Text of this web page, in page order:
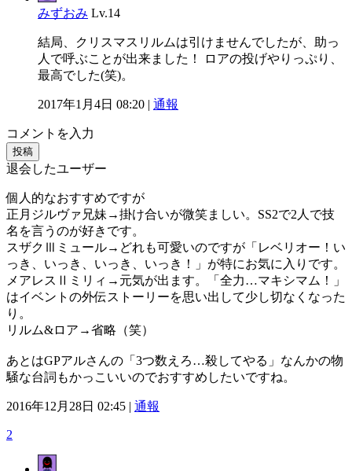
みずおみ Lv.14
結局、クリスマスリルムは引けませんでしたが、助っ
人で呼ぶことが出来ました！ ロアの投げやりっぷり、
最高でした(笑)。
2017年1月4日 08:20 | 通報
コメントを入力
投稿
退会したユーザー
個人的なおすすめですが
正月ジルヴァ兄妹→掛け合いが微笑ましい。SS2で2人で技
名を言うのが好きです。
スザクⅢミュール→どれも可愛いのですが「レベリオー！い
っき、いっき、いっき、いっき！」が特にお気に入りです。
メアレスⅡミリィ→元気が出ます。「全力…マキシマム！」
はイベントの外伝ストーリーを思い出して少し切なくなった
り。
リルム&ロア→省略（笑）
あとはGPアルさんの「3つ数えろ…殺してやる」なんかの物
騒な台詞もかっこいいのでおすすめしたいですね。
2016年12月28日 02:45 | 通報
2